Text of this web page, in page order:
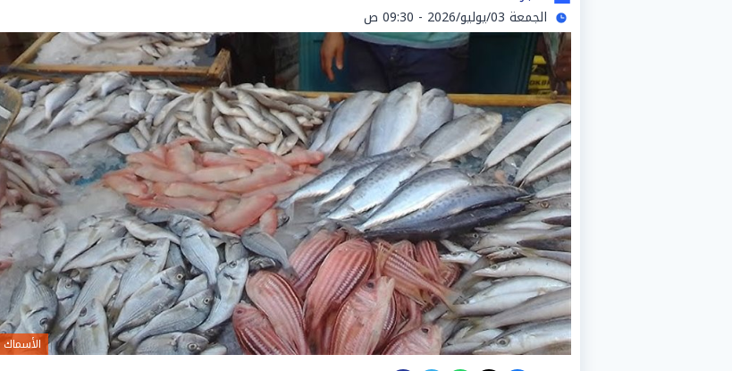
الجمعة 03/يوليو/2026 - 09:30 ص
الأسماك